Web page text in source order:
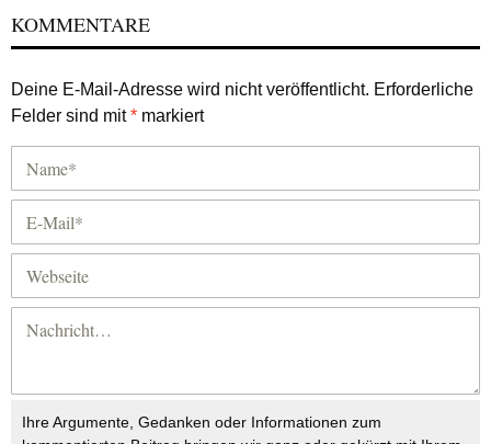
KOMMENTARE
Deine E-Mail-Adresse wird nicht veröffentlicht. Erforderliche
Felder sind mit* markiert
Ihre Argumente, Gedanken oder Informationen zum